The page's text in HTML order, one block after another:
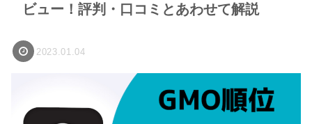
ビュー！評判・口コミとあわせて解説
2023.01.04